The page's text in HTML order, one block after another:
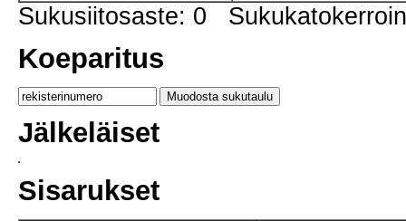
Sukusiitosaste: 0
Koeparitus
Jälkeläiset
Sisarukset